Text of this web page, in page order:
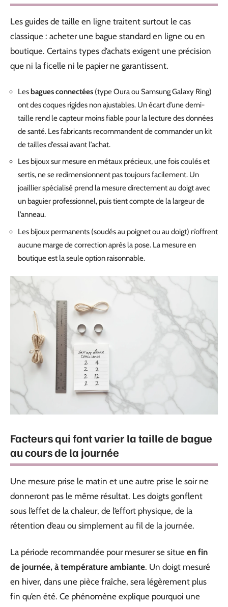
Les guides de taille en ligne traitent surtout le cas
classique : acheter une bague standard en ligne ou en
boutique. Certains types d’achats exigent une précision
que ni la ficelle ni le papier ne garantissent.
Les bagues connectées (type Oura ou Samsung Galaxy Ring)
ont des coques rigides non ajustables. Un écart d’une demi-
taille rend le capteur moins fiable pour la lecture des données
de santé. Les fabricants recommandent de commander un kit
de tailles d’essai avant l’achat.
Les bijoux sur mesure en métaux précieux, une fois coulés et
sertis, ne se redimensionnent pas toujours facilement. Un
joaillier spécialisé prend la mesure directement au doigt avec
un baguier professionnel, puis tient compte de la largeur de
l’anneau.
Les bijoux permanents (soudés au poignet ou au doigt) n’offrent
aucune marge de correction après la pose. La mesure en
boutique est la seule option raisonnable.
Facteurs qui font varier la taille de bague
au cours de la journée
Une mesure prise le matin et une autre prise le soir ne
donneront pas le même résultat. Les doigts gonflent
sous l’effet de la chaleur, de l’effort physique, de la
rétention d’eau ou simplement au fil de la journée.
La période recommandée pour mesurer se situe en fin
de journée, à température ambiante. Un doigt mesuré
en hiver, dans une pièce fraîche, sera légèrement plus
fin qu’en été. Ce phénomène explique pourquoi une